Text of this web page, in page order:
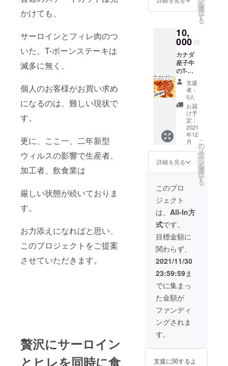
かけても、
サーロインとフィレ肉のつ
いた、T-ボーンステーキは
滅多に無く、
個人のお客様がお買い求め
になるのは、難しい現状で
す。
更に、ここ一、二年新型
ウィルスの影響で生産者、
加工者、飲食業は
厳しい状態が続いておりま
す。
お力添えになればと思い、
このプロジェクトをご提案
させていただきます。
贅沢にサーロイン
とヒレを同時に食
マト運
輸クー
便にて
送付い
たしま
す。 ※
ご到着
後冷凍
保存に
て４週
間ほど
でお召
し上が
りくだ
さい。
を
選
択
す
る
10,
000 円
カナダ
産子牛
のT-
ボーン
ステー
【250g
×4】1k
ｇ 。※
送料込
マト運
輸クー
ル冷凍
便にて
送付い
たしま
す。 ※
ご到着
後冷凍
保存に
て４週
間ほど
でお召
し上が
りくだ
さい。
支援
者：
0人
お届
け予
定：
2021
年12
月
詳細を見る
こ
の
リ
タ
ー
ン
を
選
択
す
る
このプロ
ジェクト
は、 All-In方
式です。
目標金額に
関わらず、
2021/11/30
23:59:59ま
でに集まっ
た金額が
ファンディ
ングされま
す。
支援に関するよ